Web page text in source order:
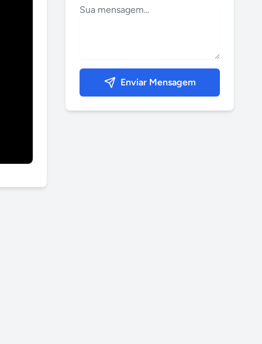
Enviar Mensagem